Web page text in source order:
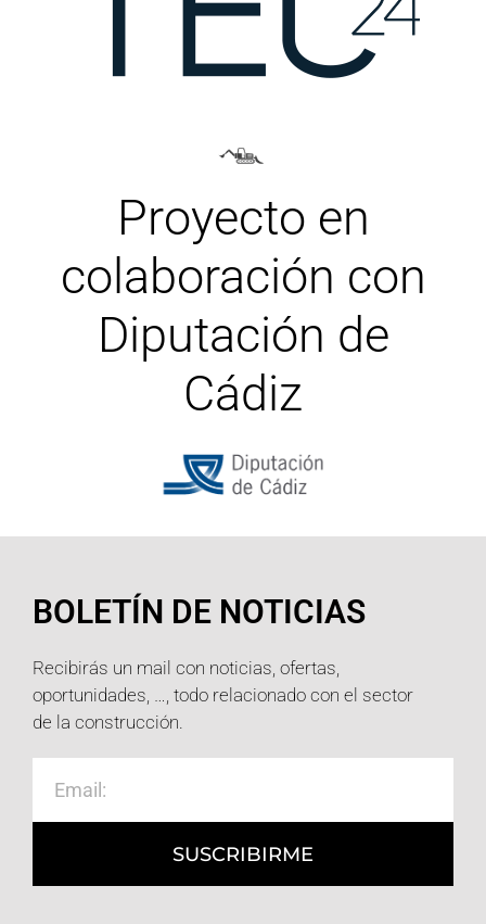
Proyecto en
colaboración con
Diputación de
Cádiz
BOLETÍN DE NOTICIAS
Recibirás un mail con noticias, ofertas,
oportunidades, …, todo relacionado con el sector
de la construcción.
SUSCRIBIRME